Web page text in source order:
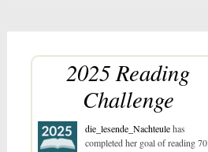
2025 Reading
Challenge
die_lesende_Nachteulehas
completed her goal of reading 70